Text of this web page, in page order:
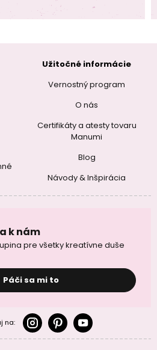
Užitočné informácie
Vernostný program
O nás
Certifikáty a atesty tovaru
Manumi
Blog
Návody & Inšpirácia
k nám
pre všetky kreatívne duše
Páči sa mi to
na: